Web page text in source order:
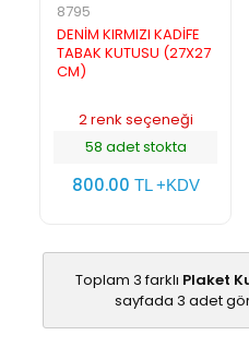
8795
DENİM KIRMIZI KADİFE
TABAK KUTUSU (27X27
CM)
2 renk seçeneği
58 adet stokta
800.00 TL +KDV
Toplam 3 farklı Plaket
sayfada 3 adet